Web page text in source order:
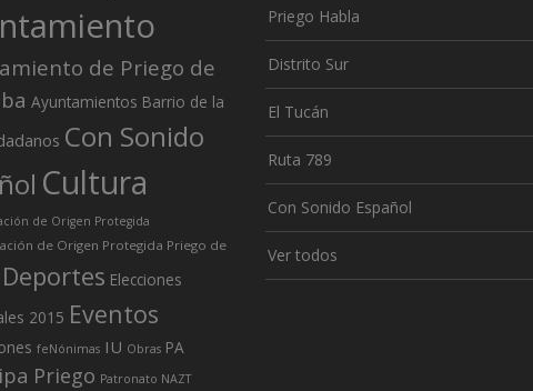
de Priego de
Ayuntamientos Barrio de la
Con Sonido
Cultura
de Origen Protegida
de Origen Protegida Priego de
Deportes Elecciones
2015 Eventos
feNónimas IU Obras PA
Priego Patronato NAZT
Priego Habla
Distrito Sur
El Tucán
Ruta 789
Con Sonido Español
Ver todos